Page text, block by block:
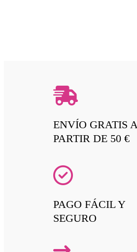
ENVÍO GRATIS A
PARTIR DE 50 €
PAGO FÁCIL Y
SEGURO